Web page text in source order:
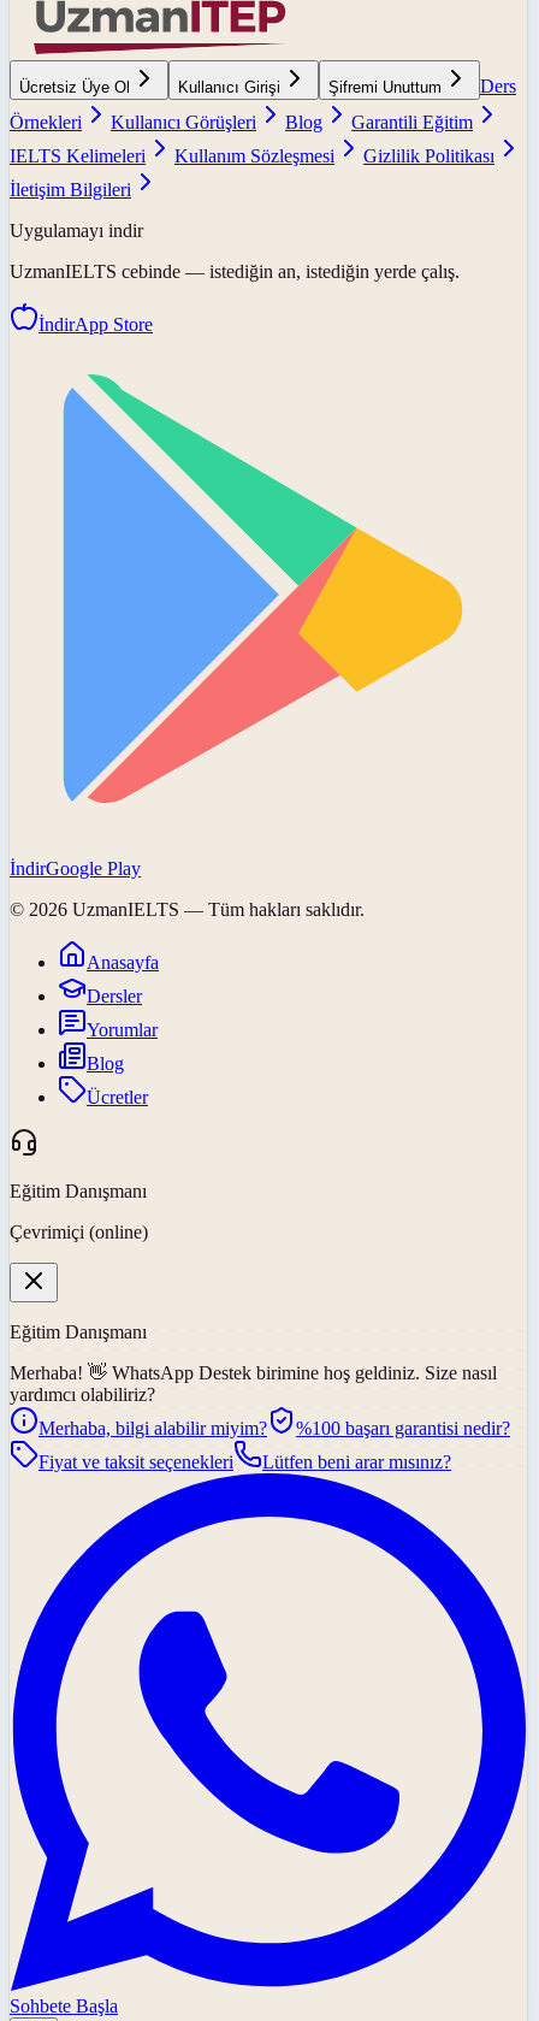
Ücretsiz Üye Ol Kullanıcı Girişi Şifremi Unuttum
Ders
Örnekleri
Kullanıcı Görüşleri Blog
Garantili Eğitim
IELTS Kelimeleri
Kullanım Sözleşmesi
Gizlilik Politikası
İletişim Bilgileri
Uygulamayı indir
UzmanIELTS cebinde — istediğin an, istediğin yerde çalış.
İndirApp Store
İndirGoogle Play
© 2026 UzmanIELTS — Tüm hakları saklıdır.
Anasayfa
Dersler
Yorumlar
Blog
Ücretler
Eğitim Danışmanı
Çevrimiçi (online)
Eğitim Danışmanı
Merhaba! 👋 WhatsApp Destek birimine hoş geldiniz. Size nasıl
yardımcı olabiliriz?
Merhaba, bilgi alabilir miyim?
%100 başarı garantisi nedir?
Fiyat ve taksit seçenekleri
Lütfen beni arar mısınız?
Sohbete Başla